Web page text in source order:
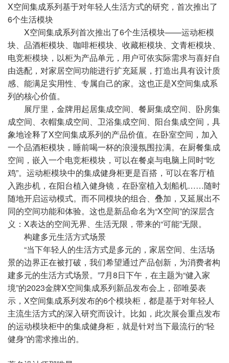
X空间集成系列基于对年轻人生活方式的研究，首次推出了
6个生活模块
X空间集成系列首次推出了6个生活模块——运动柜模
块、品酒柜模块、咖啡柜模块、收藏柜模块、文青柜模块、
电竞柜模块，以柜为产品单元，用户可依实际需求与喜好自
由选配，对家居空间功能进行扩充延展，打造出具有设计质
感、能满足实用性、专属自己的家。这也正是X空间集成系
列的核心价值。
展厅里，金牌用起居集成空间、餐厨集成空间、卧房集
成空间、衣帽集成空间、卫浴集成空间、阳台集成空间，具
象地诠释了X空间集成系列的产品价值。在卧室空间，加入
一个品酒柜模块，睡前喝一杯的浪漫氛围拉满。在厨餐集成
空间，嵌入一个电竞柜模块，可以在餐桌与电脑上同时“吃
鸡”。运动柜模块中的集成健身柜更是百搭，可以在客厅植
入跑步机，在阳台植入健身镜，在卧室植入划船机……随时
随地开启运动模式。而不同模块的组合、叠加，又延展出不
同的空间功能和体验。这也是新品命名为“X空间”的深层含
义：X表达的空间无界、生活无限，带来的“可能”无限。
构建多元生活方式场景
“当下年轻人的生活方式是多元的，家居空间、生活场
景的边界正在被打破，我们希望通过产品创新，为消费者构
建多元的生活方式场景。”7月8日下午，在主题为“健入家
境”的2023金牌X空间集成系列新品发布会上，邵唯晏表
示，X空间集成系列发布的6个模块柜，都是基于对年轻人
主流生活方式的深入研究而设计。比如，此次展会重点发布
的运动模块柜中的集成健身柜，就是针对当下最流行的“轻
健身”的需求推出的。